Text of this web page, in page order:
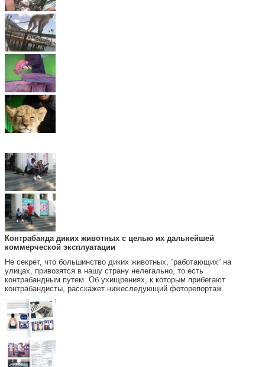
Контрабанда диких животных с целью их дальнейшей
коммерческой эксплуатации
Не секрет, что большинство диких животных, “работающих” на
улицах, привозятся в нашу страну нелегально, то есть
контрабандным путем. Об ухищрениях, к которым прибегают
контрабандисты, расскажет нижеследующий фоторепортаж.